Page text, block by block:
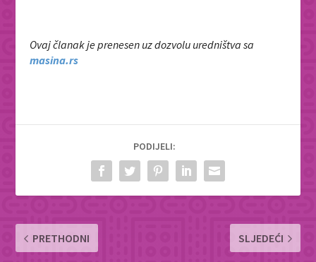
Ovaj članak je prenesen uz dozvolu uredništva sa
masina.rs
PODIJELI:
PRETHODNI SLJEDEĆI